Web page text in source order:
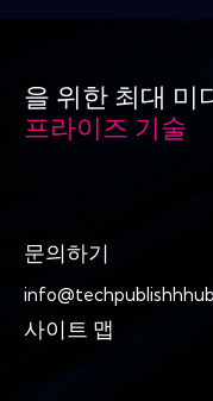
을 위한 최대 미
프라이즈 기술
문의하기
사이트 맵